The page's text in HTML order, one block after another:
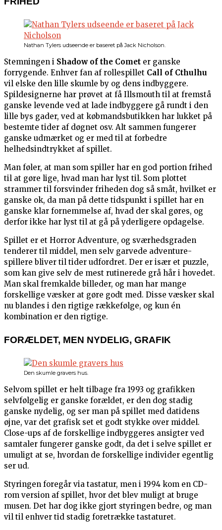
Nathan Tylers udseende er baseret på Jack Nicholson.
Stemningen i Shadow of the Comet er ganske
forrygende. Enhver fan af rollespillet Call of Cthulhu
vil elske den lille skumle by og dens indbyggere.
Spildesignerne har prøvet at få Illsmouth til at fremstå
ganske levende ved at lade indbyggere gå rundt i den
lille bys gader, ved at købmandsbutikken har lukket på
bestemte tider af døgnet osv. Alt sammen fungerer
ganske udmærket og er med til at forbedre
helhedsindtrykket af spillet.
Man føler, at man som spiller har en god portion frihed
til at gøre lige, hvad man har lyst til. Som plottet
strammer til forsvinder friheden dog så småt, hvilket er
ganske ok, da man på dette tidspunkt i spillet har en
ganske klar fornemmelse af, hvad der skal gøres, og
derfor ikke har lyst til at gå på yderligere opdagelse.
Spillet er et Horror Adventure, og sværhedsgraden
tenderer til middel, men selv garvede adventure-
spillere bliver til tider udfordret. Der er især et puzzle,
som kan give selv de mest rutinerede grå hår i hovedet.
Man skal fremkalde billeder, og man har mange
forskellige væsker at gøre godt med. Disse væsker skal
nu blandes i den rigtige rækkefølge, og kun én
kombination er den rigtige.
FORÆLDET, MEN NYDELIG, GRAFIK
Den skumle gravers hus.
Selvom spillet er helt tilbage fra 1993 og grafikken
selvfølgelig er ganske forældet, er den dog stadig
ganske nydelig, og ser man på spillet med datidens
øjne, var det grafisk set et godt stykke over middel.
Close-ups af de forskellige indbyggeres ansigter ved
samtaler fungerer ganske godt, da det i selve spillet er
umuligt at se, hvordan de forskellige individer egentlig
ser ud.
Styringen foregår via tastatur, men i 1994 kom en CD-
rom version af spillet, hvor det blev muligt at bruge
musen. Det har dog ikke gjort styringen bedre, og man
vil til enhver tid stadig foretrække tastaturet.